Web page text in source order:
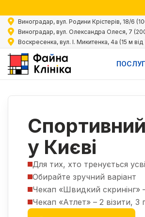
Виноградар, вул. Родини Крістерів, 18/6
Виноградар, вул. Олександра Олеся, 7
Воскресенка, вул. І. Микитенка, 4а (15 м
у Києві
Для тих, хто тренується
Обирайте зручний варіант
Чекап «Швидкий скринінг»
Чекап «Атлет» – 2 візити, 3